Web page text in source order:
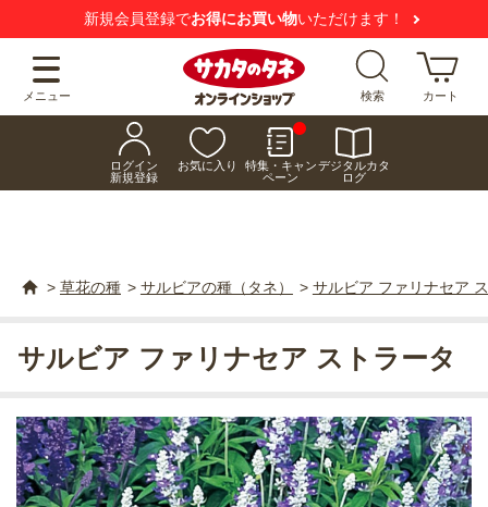
新規会員登録でお得にお買い物いただけます！
メニュー 検索 カート
ログイン
新規登録
お気に入り
特集・キャン
ペーン
デジタルカタ
ログ
> 草花の種 > サルビアの種（タネ） > サルビア ファリナセア
サルビア ファリナセア ストラータ